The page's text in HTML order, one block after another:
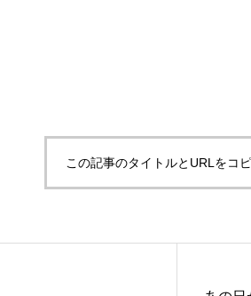
この記事のタイトルとURLをコ